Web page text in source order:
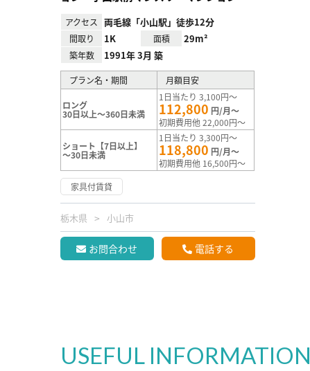
アクセス 両毛線「小山駅」徒歩12分
間取り 1K 面積 29m²
築年数 1991年 3月 築
プラン名・期間 月額目安
ロング
30日以上～360日未満
1日当たり 3,100円～
112,800 円/月～
初期費用他 22,000円～
ショート【7日以上】
～30日未満
1日当たり 3,300円～
118,800 円/月～
初期費用他 16,500円～
家具付賃貸
栃木県 小山市
お問合わせ 電話する
USEFUL INFORMATION